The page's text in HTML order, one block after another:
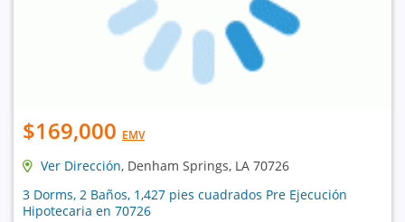
$169,000 EMV
Ver Dirección, Denham Springs, LA 70726
3 Dorms, 2 Baños, 1,427 pies cuadrados Pre Ejecución
Hipotecaria en 70726